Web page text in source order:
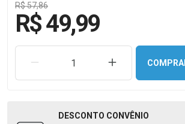
R$ 57,86
R$ 49,99
REMOVER UMA UNIDADEAUMENTAR UMA
DESCONTO CONVÊNIO